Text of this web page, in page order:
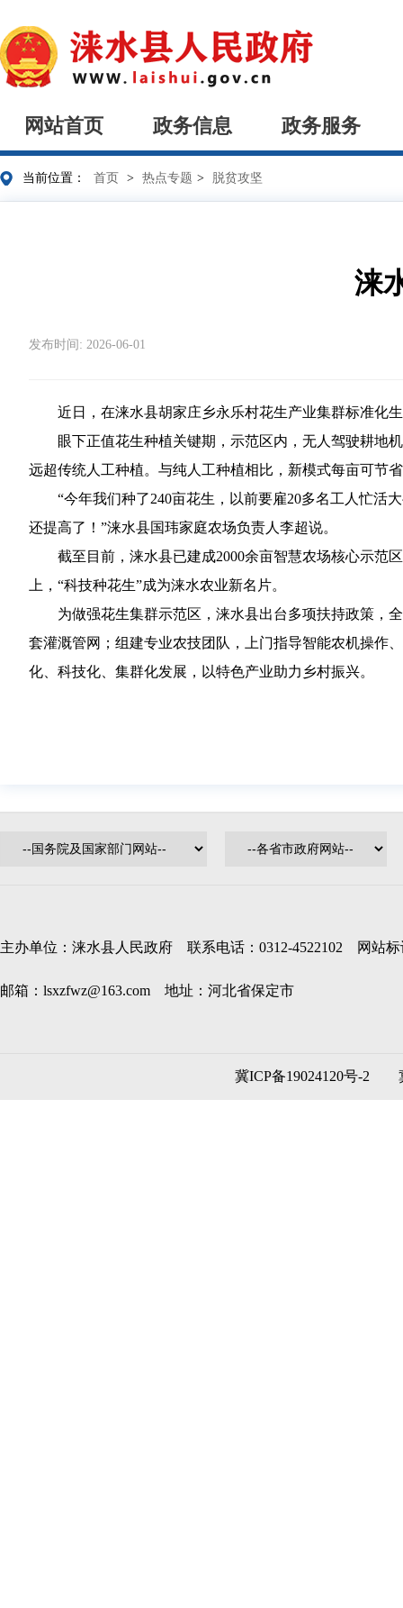
网站首页 政务信息 政务服务
当前位置： 首页 > 热点专题 > 脱贫攻坚
涞
发布时间: 2026-06-01
近日，在涞水县胡家庄乡永乐村花生产业集群标准化
眼下正值花生种植关键期，示范区内，无人驾驶耕地
远超传统人工种植。与纯人工种植相比，新模式每亩可节
“今年我们种了240亩花生，以前要雇20多名工人忙活
还提高了！”涞水县国玮家庭农场负责人李超说。
截至目前，涞水县已建成2000余亩智慧农场核心示范
上，“科技种花生”成为涞水农业新名片。
为做强花生集群示范区，涞水县出台多项扶持政策，
套灌溉管网；组建专业农技团队，上门指导智能农机操作
化、科技化、集群化发展，以特色产业助力乡村振兴。
主办单位：涞水县人民政府 联系电话：0312-4522102 网站标
邮箱：lsxzfwz@163.com 地址：河北省保定市
冀ICP备19024120号-2